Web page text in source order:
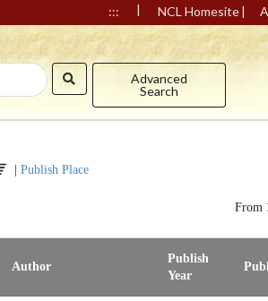
::: | NCL Homesite|
Advanced
Search
|Publish Place
From
Author
Publish
Year